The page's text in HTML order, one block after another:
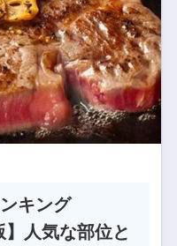
キング
人気な部位と